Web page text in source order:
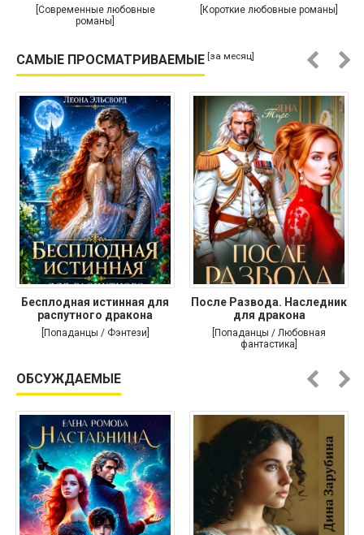
[Современные любовные
романы]
[Короткие любовные романы]
САМЫЕ ПРОСМАТРИВАЕМЫЕ [за месяц]
Бесплодная истинная для
распутного дракона
[Попаданцы / Фэнтези]
После Развода. Наследник
для дракона
[Попаданцы / Любовная
фантастика]
ОБСУЖДАЕМЫЕ